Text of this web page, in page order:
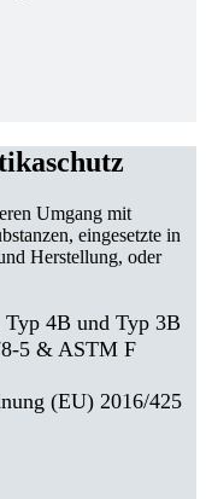
Umgang mit
eingesetzte in
Herstellung, oder
4B und Typ 3B
5 & ASTM F
(EU) 2016/425